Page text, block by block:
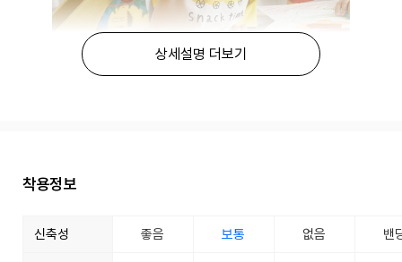
상세설명 더보기
착용정보
신축성 좋음 보통 없음 밴